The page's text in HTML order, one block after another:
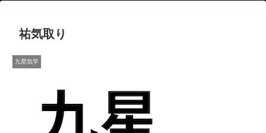
祐気取り
九星気学